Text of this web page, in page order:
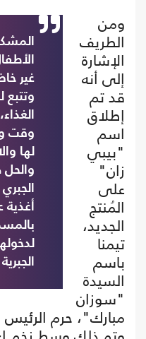
غير
وتتبع
وقت
لها
والحل
الجبرية
ومن
الطريف
الإشارة
إلى أنه
قد تم
إطلاق
اسم
"بيبي
زان"
على
المُنتج
الجديد،
تيمنا
باسم
السيدة
"سوزان
مبارك"، حرم